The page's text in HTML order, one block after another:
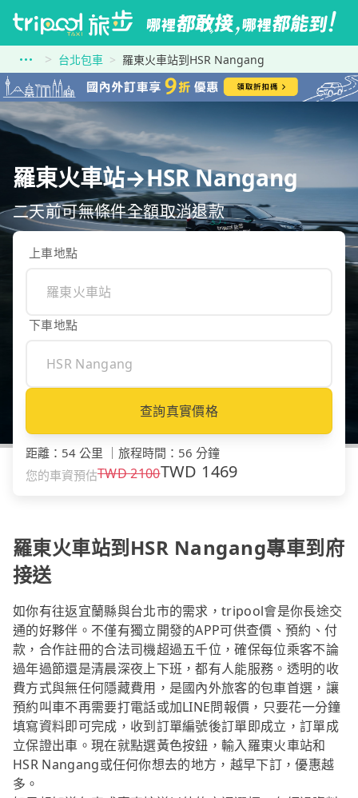
台北包車 羅東火車站到HSR Nangang
羅東火車站→HSR Nangang
二天前可無條件全額取消退款
上車地點
下車地點
查詢真實價格
距離 ： 54 公里 旅程時間 ： 56 分鐘
您的車資預估TWD2100TWD 1469
羅東火車站到HSR Nangang專車到府
接送
如你有往返宜蘭縣與台北市的需求，tripool會是你長途交
通的好夥伴。不僅有獨立開發的APP可供查價、預約、付
款，合作註冊的合法司機超過五千位，確保每位乘客不論
過年過節還是清晨深夜上下班，都有人能服務。透明的收
費方式與無任何隱藏費用，是國內外旅客的包車首選，讓
預約叫車不再需要打電話或加LINE問報價，只要花一分鐘
填寫資料即可完成，收到訂單編號後訂單即成立，訂單成
立保證出車。現在就點選黃色按鈕，輸入羅東火車站和
HSR Nangang或任何你想去的地方，越早下訂，優惠越
多。